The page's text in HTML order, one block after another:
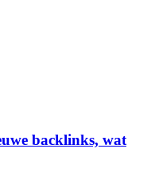
backlinks, wat